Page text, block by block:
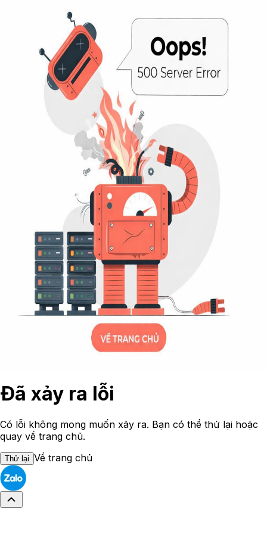
Đã xảy ra lỗi
Có lỗi không mong muốn xảy ra. Bạn có thể thử lại hoặc
quay về trang chủ.
Thử lại Về trang chủ